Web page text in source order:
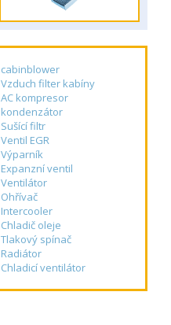
cabinblower
Vzduch filter kabíny
AC kompresor
kondenzátor
Sušící filtr
Ventil EGR
Výparník
Expanzní ventil
Ventilátor
Ohřívač
Intercooler
Chladič oleje
Tlakový spínač
Radiátor
Chladicí ventilátor